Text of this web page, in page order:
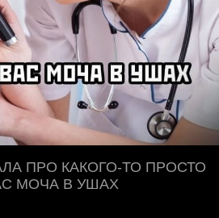
ПРО КАКОГО-ТО ПРОСТО
МОЧА В УШАХ